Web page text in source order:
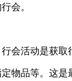
会。
会活动是获
物品等。这是